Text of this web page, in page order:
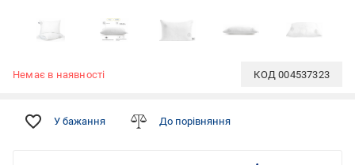
Немає в наявності КОД004537323
У бажання До порівняння